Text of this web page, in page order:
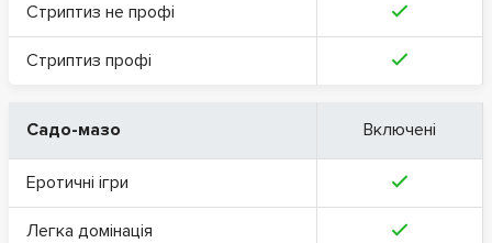
Стриптиз не профі
Стриптиз профі
Садо-мазо Включені
Еротичні ігри
Легка домінація